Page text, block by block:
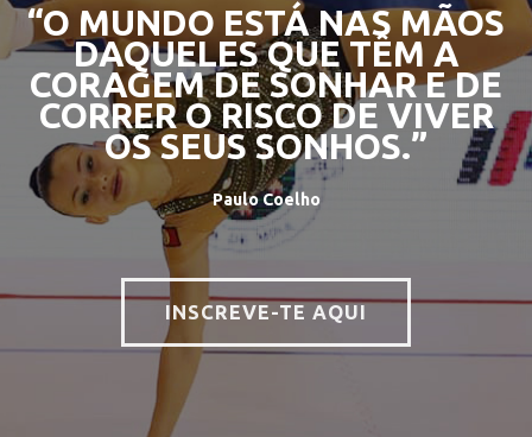
“O MUNDO ESTÁ NAS MÃOS
DAQUELES QUE TÊM A
CORAGEM DE SONHAR E DE
CORRER O RISCO DE VIVER
OS SEUS SONHOS.”
Paulo Coelho
INSCREVE-TE AQUI